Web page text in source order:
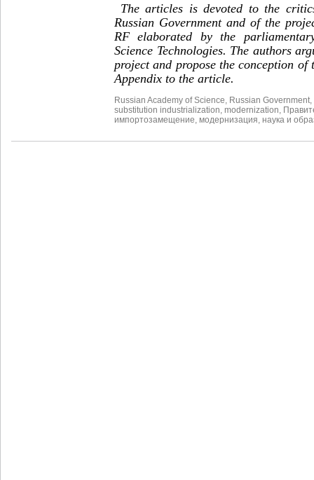
The articles is devoted to the
Russian Government and of the
RF elaborated by the
Science Technologies. The authors
project and propose the conception of
Appendix to the article.
Russian Academy of Science Russian Government
substitution industrialization modernization
импортозамещение модернизация наука и